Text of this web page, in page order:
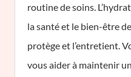
routine de soins.
la santé et le bien-être
protège et l’entretient.
vous aider à maintenir